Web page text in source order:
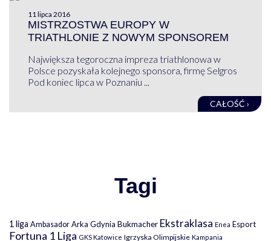
11 lipca 2016
MISTRZOSTWA EUROPY W
TRIATHLONIE Z NOWYM SPONSOREM
Największa tegoroczna impreza triathlonowa w
Polsce pozyskała kolejnego sponsora, firmę Selgros
Pod koniec lipca w Poznaniu ...
CAŁOŚĆ ›
Tagi
1 liga Ambasador Arka Gdynia Bukmacher Ekstraklasa Enea Esport
Fortuna 1 Liga GKS Katowice Igrzyska Olimpijskie Kampania